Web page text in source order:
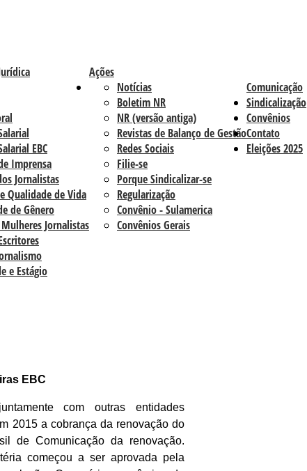
Ações
EBC
Imprensa
Jornalistas
Qualidade de Vida
de Gênero
Jornalistas
e Estágio
Comunicação
Notícias
Boletim NR
NR (versão antiga)
Revistas de Balanço de Gestão
Redes Sociais
Sindicalização
Filie-se
Porque Sindicalizar-se
Regularização
Convênios
Convênio - Sulamerica
Convênios Gerais
Contato
Eleições 2025
EBC
com outras entidades
2015 a cobrança da renovação do
de Comunicação da renovação.
começou a ser aprovada pela